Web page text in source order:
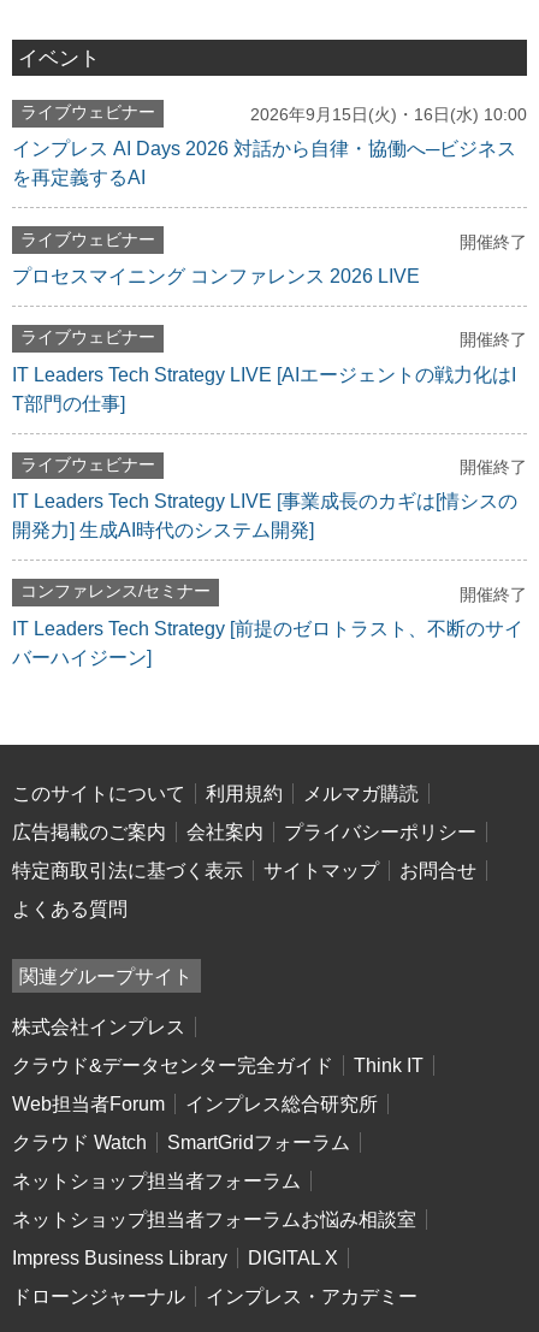
イベント
ライブウェビナー 2026年9月15日(火)・16日(水) 10:00
インプレス AI Days 2026 対話から自律・協働へ─ビジネス
を再定義するAI
ライブウェビナー 開催終了
プロセスマイニング コンファレンス 2026 LIVE
ライブウェビナー 開催終了
IT Leaders Tech Strategy LIVE [AIエージェントの戦力化はI
T部門の仕事]
ライブウェビナー 開催終了
IT Leaders Tech Strategy LIVE [事業成長のカギは[情シスの
開発力] 生成AI時代のシステム開発]
コンファレンス/セミナー 開催終了
IT Leaders Tech Strategy [前提のゼロトラスト、不断のサイ
バーハイジーン]
このサイトについて 利用規約
メルマガ購読
広告掲載のご案内
会社案内
プライバシーポリシー
特定商取引法に基づく表示
サイトマップ
お問合せ
よくある質問
関連グループサイト
株式会社インプレス
クラウド&データセンター完全ガイド
Think IT
Web担当者Forum
インプレス総合研究所
クラウド Watch
SmartGridフォーラム
ネットショップ担当者フォーラム
ネットショップ担当者フォーラムお悩み相談室
Impress Business Library
DIGITAL X
ドローンジャーナル
インプレス・アカデミー